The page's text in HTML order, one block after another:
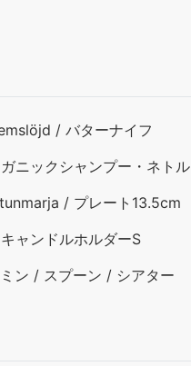
/ バターナイフ
ニックシャンプー・ネトル
/ プレート13.5cm
ャンドルホルダーS
ン / スプーン / シアター